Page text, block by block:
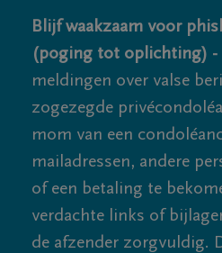
Blijf waakzaam voor
(poging tot oplichting) -
meldingen over valse
zogezegde
mom van een
mailadressen, andere
of een betaling te
verdachte links of
de afzender zorgvuldig.